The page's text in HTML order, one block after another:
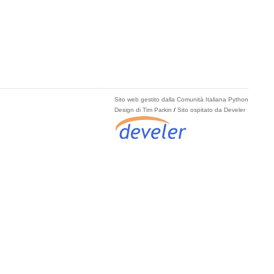
Sito web gestito dalla Comunità Italiana Python
Design di Tim Parkin /Sito ospitato da Develer